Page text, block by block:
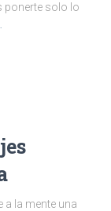
ponerte solo lo
a la mente una